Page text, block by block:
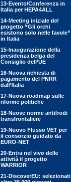
13-Evento/Conferenza in
Italia per HEPA4ALL
14-Meeting iniziale del
progetto “Gli orchi
esistono solo nelle favole”
in Italia
15-Inaugurazione della
presidenza belga del
Consiglio dell’UE
16-Nuova richiesta di
pagamento del PNRR
dall’Italia
17-Nuova roadmap sulle
riforme politiche
18-Nuove norme antifrodi
transfrontaliere
19-Nuovo Flusso VET per
il consorzio guidato da
EURO-NET
20-Entra nel vivo delle
attività il progetto
WARRIOR
21-DiscoverEU: selezionati